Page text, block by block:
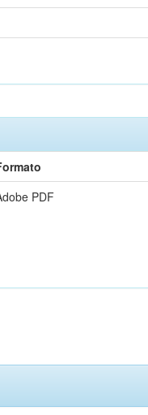
PDF